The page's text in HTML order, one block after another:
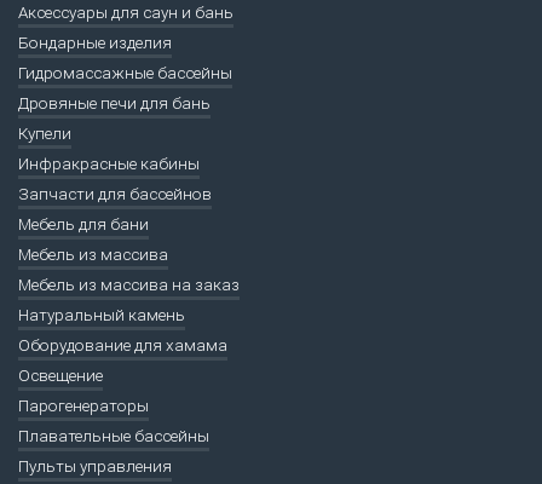
Аксессуары для саун и бань
Бондарные изделия
Гидромассажные бассейны
Дровяные печи для бань
Купели
Инфракрасные кабины
Запчасти для бассейнов
Мебель для бани
Мебель из массива
Мебель из массива на заказ
Натуральный камень
Оборудование для хамама
Освещение
Парогенераторы
Плавательные бассейны
Пульты управления